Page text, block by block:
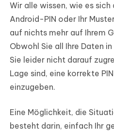
iAnyGo
Wir alle wissen, wie es sich
Android-PIN oder Ihr
auf nichts mehr auf Ihrem
Obwohl Sie all Ihre Daten
Sie leider nicht darauf
Lage sind, eine korrekte
einzugeben.
Eine Möglichkeit, die
besteht darin, einfach Ihr